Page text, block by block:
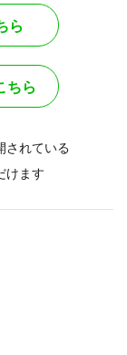
ら
ちら
されている
けます